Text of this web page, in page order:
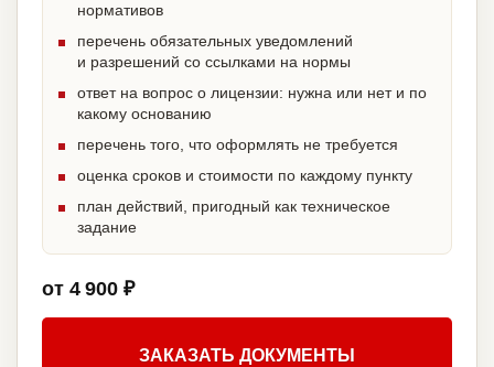
нормативов
перечень обязательных уведомлений
и разрешений со ссылками на нормы
ответ на вопрос о лицензии: нужна или нет и по
какому основанию
перечень того, что оформлять не требуется
оценка сроков и стоимости по каждому пункту
план действий, пригодный как техническое
задание
от 4 900 ₽
ЗАКАЗАТЬ ДОКУМЕНТЫ